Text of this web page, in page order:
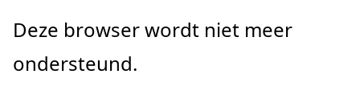
Naar
gaan
Deze browser wordt niet meer
ondersteund.